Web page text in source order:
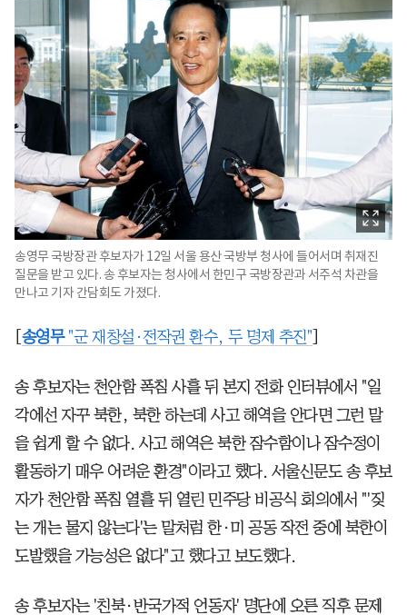
송영무 국방장관 후보자가 12일 서울 용산 국방부 청사에 들어서며 취재진
질문을 받고 있다. 송 후보자는 청사에서 한민구 국방장관과 서주석 차관을
만나고 기자 간담회도 가졌다.
송영무"군 재창설·전작권 환수, 두 명제 추진"
송 후보자는 천안함 폭침 사흘 뒤 본지 전화 인터뷰에서 "일
각에선 자꾸 북한, 북한 하는데 사고 해역을 안다면 그런 말
을 쉽게 할 수 없다. 사고 해역은 북한 잠수함이나 잠수정이
활동하기 매우 어려운 환경"이라고 했다. 서울신문도 송 후보
자가 천안함 폭침 열흘 뒤 열린 민주당 비공식 회의에서 "'짖
는 개는 물지 않는다'는 말처럼 한·미 공동 작전 중에 북한이
도발했을 가능성은 없다"고 했다고 보도했다.
송 후보자는 '친북·반국가적 언동자' 명단에 오른 직후 문제